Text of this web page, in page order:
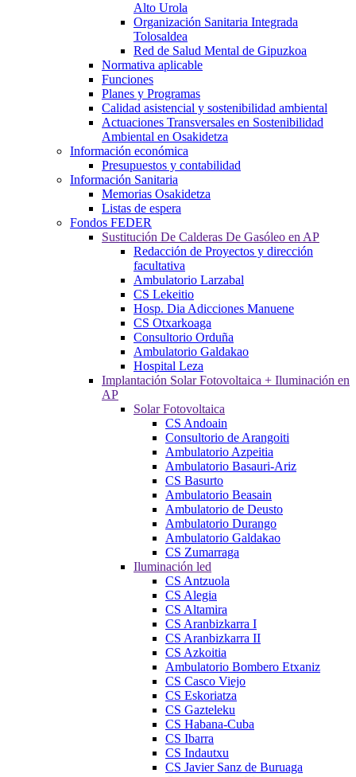
Alto Urola
Organización Sanitaria Integrada
Tolosaldea
Red de Salud Mental de Gipuzkoa
Normativa aplicable
Funciones
Planes y Programas
Calidad asistencial y sostenibilidad ambiental
Actuaciones Transversales en Sostenibilidad
Ambiental en Osakidetza
Información económica
Presupuestos y contabilidad
Información Sanitaria
Memorias Osakidetza
Listas de espera
Fondos FEDER
Sustitución De Calderas De Gasóleo en AP
Redacción de Proyectos y dirección
facultativa
Ambulatorio Larzabal
CS Lekeitio
Hosp. Dia Adicciones Manuene
CS Otxarkoaga
Consultorio Orduña
Ambulatorio Galdakao
Hospital Leza
Implantación Solar Fotovoltaica + Iluminación en
AP
Solar Fotovoltaica
CS Andoain
Consultorio de Arangoiti
Ambulatorio Azpeitia
Ambulatorio Basauri-Ariz
CS Basurto
Ambulatorio Beasain
Ambulatorio de Deusto
Ambulatorio Durango
Ambulatorio Galdakao
CS Zumarraga
Iluminación led
CS Antzuola
CS Alegia
CS Altamira
CS Aranbizkarra I
CS Aranbizkarra II
CS Azkoitia
Ambulatorio Bombero Etxaniz
CS Casco Viejo
CS Eskoriatza
CS Gazteleku
CS Habana-Cuba
CS Ibarra
CS Indautxu
CS Javier Sanz de Buruaga